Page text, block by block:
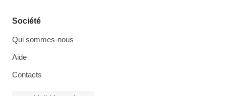
Société
Qui sommes-nous
Aide
Contacts